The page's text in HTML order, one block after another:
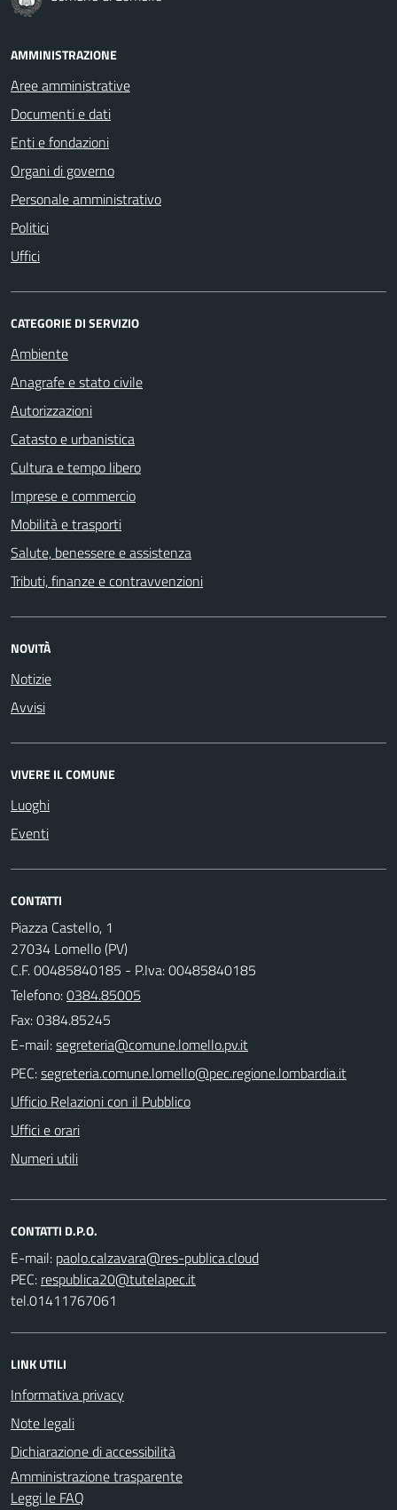
AMMINISTRAZIONE
Aree amministrative
Documenti e dati
Enti e fondazioni
Organi di governo
Personale amministrativo
Politici
Uffici
CATEGORIE DI SERVIZIO
Ambiente
Anagrafe e stato civile
Autorizzazioni
Catasto e urbanistica
Cultura e tempo libero
Imprese e commercio
Mobilità e trasporti
Salute, benessere e assistenza
Tributi, finanze e contravvenzioni
NOVITÀ
Notizie
Avvisi
VIVERE IL COMUNE
Luoghi
Eventi
CONTATTI
Piazza Castello, 1
27034 Lomello (PV)
C.F. 00485840185 - P.Iva: 00485840185
Telefono:0384.85005
Fax: 0384.85245
E-mail:
PEC:
Ufficio Relazioni con il Pubblico
Uffici e orari
Numeri utili
CONTATTI D.P.O.
E-mail:
PEC:
tel.01411767061
LINK UTILI
Informativa privacy
Note legali
Dichiarazione di accessibilità
Amministrazione trasparente
Leggi le FAQ